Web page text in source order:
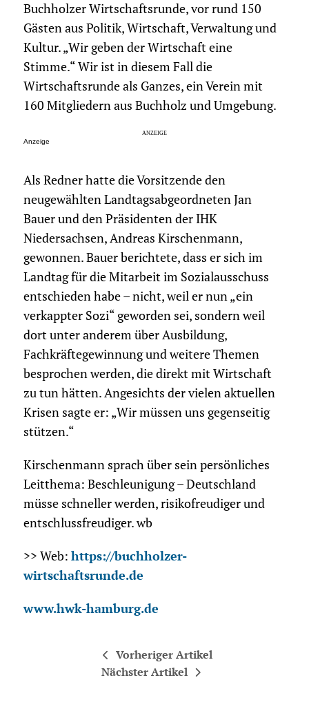
Buchholzer Wirtschaftsrunde, vor rund 150
Gästen aus Politik, Wirtschaft, Verwaltung und
Kultur. „Wir geben der Wirtschaft eine
Stimme.“ Wir ist in diesem Fall die
Wirtschaftsrunde als Ganzes, ein Verein mit
160 Mitgliedern aus Buchholz und Umgebung.
Anzeige
Als Redner hatte die Vorsitzende den
neugewählten Landtagsabgeordneten Jan
Bauer und den Präsidenten der IHK
Niedersachsen, Andreas Kirschenmann,
gewonnen. Bauer berichtete, dass er sich im
Landtag für die Mitarbeit im Sozialausschuss
entschieden habe – nicht, weil er nun „ein
verkappter Sozi“ geworden sei, sondern weil
dort unter anderem über Ausbildung,
Fachkräftegewinnung und weitere Themen
besprochen werden, die direkt mit Wirtschaft
zu tun hätten. Angesichts der vielen aktuellen
Krisen sagte er: „Wir müssen uns gegenseitig
stützen.“
Kirschenmann sprach über sein persönliches
Leitthema: Beschleunigung – Deutschland
müsse schneller werden, risikofreudiger und
entschlussfreudiger. wb
>> Web: https://buchholzer-
wirtschaftsrunde.de
www.hwk-hamburg.de
Vorheriger Artikel
Nächster Artikel